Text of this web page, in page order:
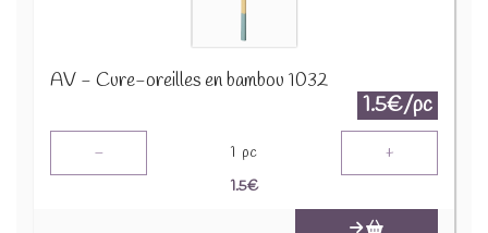
AV - Cure-oreilles en bambou 1032
1.5€/pc
- 1 pc +
1.5€